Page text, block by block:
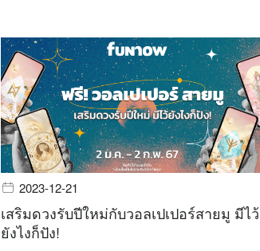
2023-12-21
เสริมดวงรับปีใหม่กับวอลเปเปอร์สายมู มีไว้
ยังไงก็ปัง!